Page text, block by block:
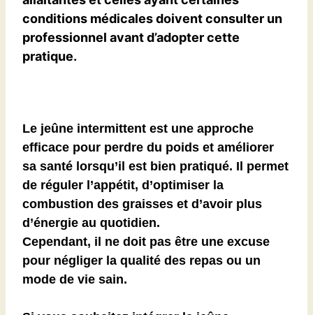
conditions médicales doivent consulter un
professionnel avant d’adopter cette
pratique.
Le jeûne intermittent est une approche
efficace pour perdre du poids et améliorer
sa santé lorsqu’il est bien pratiqué. Il permet
de réguler l’appétit, d’optimiser la
combustion des graisses et d’avoir plus
d’énergie au quotidien.
Cependant, il ne doit pas être une excuse
pour négliger la qualité des repas ou un
mode de vie sain.